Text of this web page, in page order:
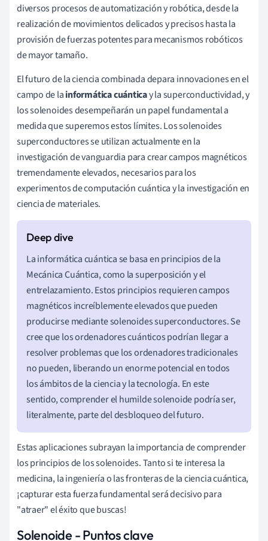
diversos procesos de automatización y robótica, desde la
realización de movimientos delicados y precisos hasta la
provisión de fuerzas potentes para mecanismos robóticos
de mayor tamaño.
El futuro de la ciencia combinada depara innovaciones en el
campo de lainformática cuánticay la superconductividad, y
los solenoides desempeñarán un papel fundamental a
medida que superemos estos límites. Los solenoides
superconductores se utilizan actualmente en la
investigación de vanguardia para crear campos magnéticos
tremendamente elevados, necesarios para los
experimentos de computación cuántica y la investigación en
ciencia de materiales.
La informática cuántica se basa en principios de la
Mecánica Cuántica, como la superposición y el
entrelazamiento. Estos principios requieren campos
magnéticos increíblemente elevados que pueden
producirse mediante solenoides superconductores. Se
cree que los ordenadores cuánticos podrían llegar a
resolver problemas que los ordenadores tradicionales
no pueden, liberando un enorme potencial en todos
los ámbitos de la ciencia y la tecnología. En este
sentido, comprender el humilde solenoide podría ser,
literalmente, parte del desbloqueo del futuro.
Estas aplicaciones subrayan la importancia de comprender
los principios de los solenoides. Tanto si te interesa la
medicina, la ingeniería o las fronteras de la ciencia cuántica,
¡capturar esta fuerza fundamental será decisivo para
"atraer" el éxito que buscas!
Solenoide - Puntos clave